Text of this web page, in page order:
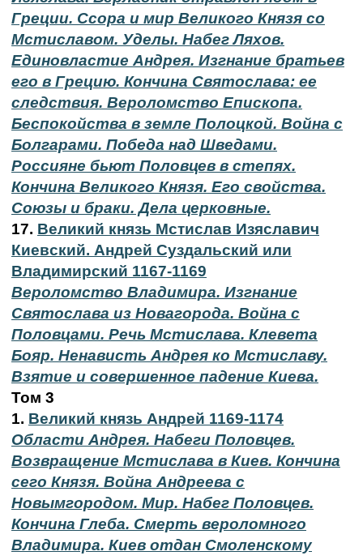
Греции. Ссора и мир Великого Князя со
Мстиславом. Уделы. Набег Ляхов.
Единовластие Андрея. Изгнание братьев
его в Грецию. Кончина Святослава: ее
следствия. Вероломство Епископа.
Беспокойства в земле Полоцкой. Война с
Болгарами. Победа над Шведами.
Россияне бьют Половцев в степях.
Кончина Великого Князя. Его свойства.
Союзы и браки. Дела церковные.
17. Великий князь Мстислав Изяславич
Киевский. Андрей Суздальский или
Владимирский 1167-1169
Вероломство Владимира. Изгнание
Святослава из Новагорода. Война с
Половцами. Речь Мстислава. Клевета
Бояр. Ненависть Андрея ко Мстиславу.
Взятие и совершенное падение Киева.
Том 3
1. Великий князь Андрей 1169-1174
Области Андрея. Набеги Половцев.
Возвращение Мстислава в Киев. Кончина
сего Князя. Война Андреева с
Новымгородом. Мир. Набег Половцев.
Кончина Глеба. Смерть вероломного
Владимира. Киев отдан Смоленскому